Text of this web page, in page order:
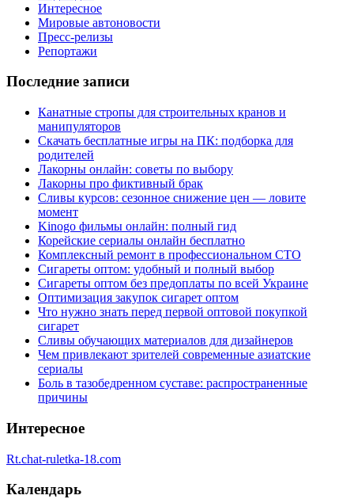
Интересное
Мировые автоновости
Пресс-релизы
Репортажи
Последние записи
Канатные стропы для строительных кранов и
манипуляторов
Скачать бесплатные игры на ПК: подборка для
родителей
Лакорны онлайн: советы по выбору
Лакорны про фиктивный брак
Сливы курсов: сезонное снижение цен — ловите
момент
Kinogo фильмы онлайн: полный гид
Корейские сериалы онлайн бесплатно
Комплексный ремонт в профессиональном СТО
Сигареты оптом: удобный и полный выбор
Сигареты оптом без предоплаты по всей Украине
Оптимизация закупок сигарет оптом
Что нужно знать перед первой оптовой покупкой
сигарет
Сливы обучающих материалов для дизайнеров
Чем привлекают зрителей современные азиатские
сериалы
Боль в тазобедренном суставе: распространенные
причины
Интересное
Rt.chat-ruletka-18.com
Календарь